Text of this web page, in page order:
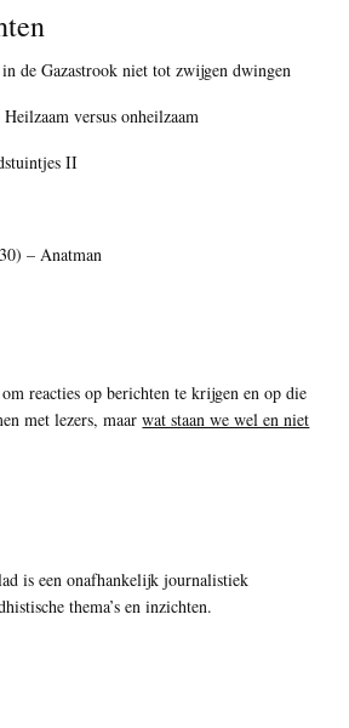
de Gazastrook niet tot zwijgen dwingen
versus onheilzaam
II
– Anatman
reacties op berichten te krijgen en op die
met lezers, maarwat staan we wel en niet
is een onafhankelijk journalistiek
thema’s en inzichten.